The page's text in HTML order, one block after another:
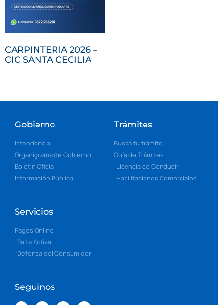
CARPINTERIA 2026 –
CIC SANTA CECILIA
Gobierno
Intendencia
Organigrama de Gobierno
Boletín Oficial
Información Pública
Trámites
Buscá tu trámite
Guía de Trámites
Licencia de Conducir
Habilitaciones Comerciales
Servicios
Pagos Online
Salta Activa
Defensa del Consumidor
Seguinos